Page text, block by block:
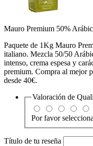
Mauro Premium 50%
Paquete de 1Kg Mauro
italiano. Mezcla 50/50
intenso, crema espesa y
premium. Compra al mejor
desde 40€.
Valoración de
Por favor
Título de tu reseña